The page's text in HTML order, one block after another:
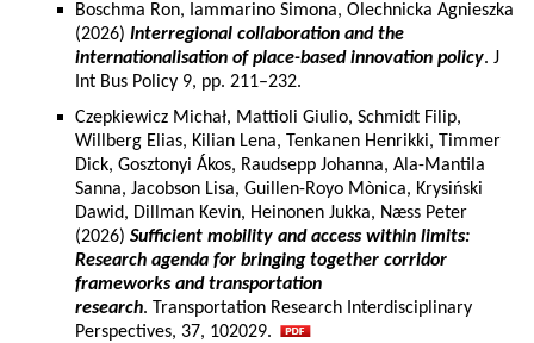
Boschma Ron, Iammarino Simona, Olechnicka Agnieszka
(2026) Interregional collaboration and the
internationalisation of place-based innovation policy. J
Int Bus Policy 9, pp. 211–232.
Czepkiewicz Michał, Mattioli Giulio, Schmidt Filip,
Willberg Elias, Kilian Lena, Tenkanen Henrikki, Timmer
Dick, Gosztonyi Ákos, Raudsepp Johanna, Ala-Mantila
Sanna, Jacobson Lisa, Guillen-Royo Mònica, Krysiński
Dawid, Dillman Kevin, Heinonen Jukka, Næss Peter
(2026) Sufficient mobility and access within limits:
Research agenda for bringing together corridor
frameworks and transportation
research. Transportation Research Interdisciplinary
Perspectives, 37, 102029.